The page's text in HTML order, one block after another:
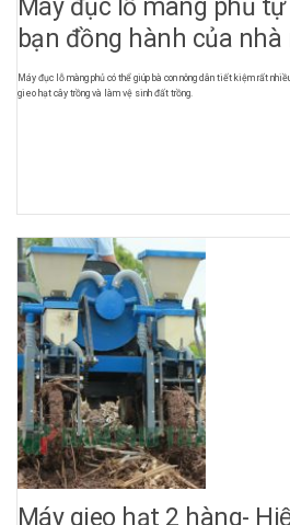
Máy đục lỗ màng phủ
bạn đồng hành của nhà
Máy đục lỗ màng phủ có thể giúp bà con nông dân tiết kiệm rất
gieo hạt cây trồng và làm vệ sinh đất trồng.
Máy gieo hạt 2 hàng-